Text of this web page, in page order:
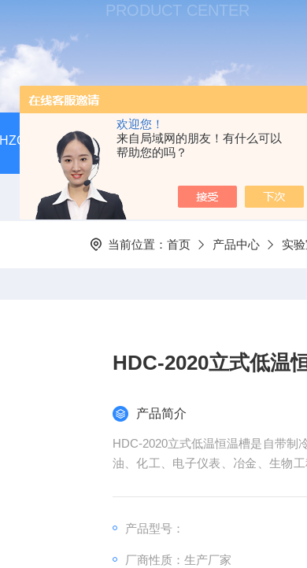
欢迎您！
来自局域网的朋友！有什么可以
帮助您的吗？
PRODUCT CENTER
HZQ-F160全温振荡培养箱厂家价格 GGC-D大型全
当前位置： 首页 产品中心 实
HDC-2020立式低温
产品简介
HDC-2020立式低温恒温槽是自带制
油、化工、电子仪表、冶金、生物
产品型号：
厂商性质：生产厂家